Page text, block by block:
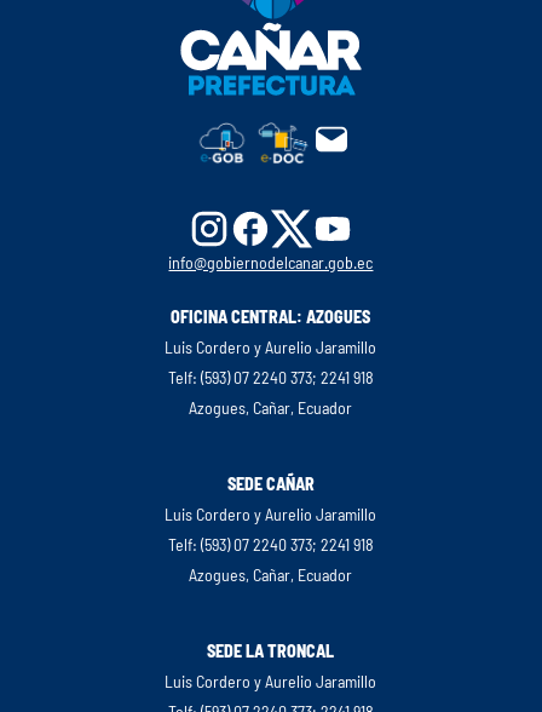
info@gobiernodelcanar.gob.ec
OFICINA CENTRAL: AZOGUES
Luis Cordero y Aurelio Jaramillo
Telf: (593) 07 2240 373; 2241 918
Azogues, Cañar, Ecuador
SEDE CAÑAR
Luis Cordero y Aurelio Jaramillo
Telf: (593) 07 2240 373; 2241 918
Azogues, Cañar, Ecuador
SEDE LA TRONCAL
Luis Cordero y Aurelio Jaramillo